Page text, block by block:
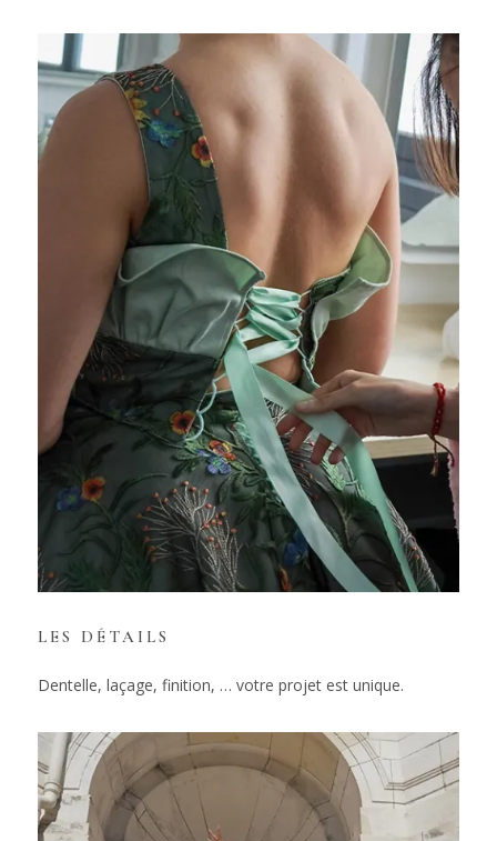
LES DÉTAILS
Dentelle, laçage, finition, … votre projet est unique.